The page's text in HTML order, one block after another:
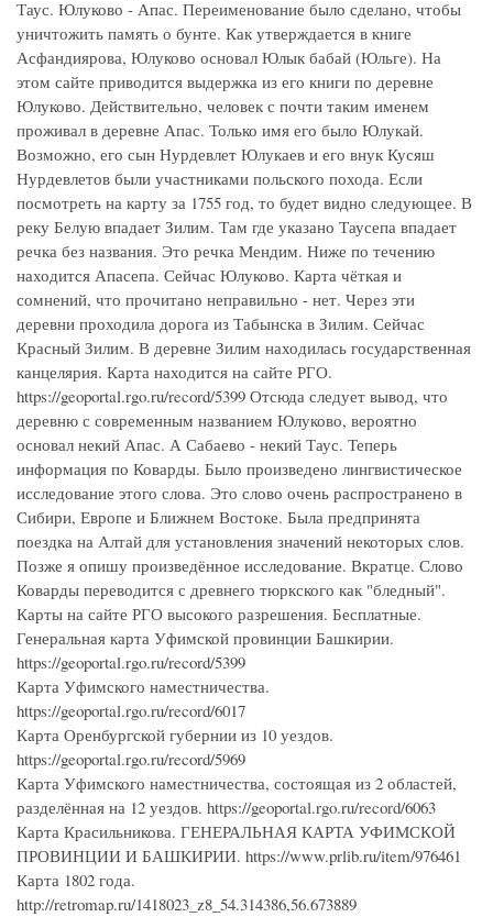
Таус. Юлуково - Апас. Переименование было сделано, чтобы
уничтожить память о бунте. Как утверждается в книге
Асфандиярова, Юлуково основал Юлык бабай (Юльге). На
этом сайте приводится выдержка из его книги по деревне
Юлуково. Действительно, человек с почти таким именем
проживал в деревне Апас. Только имя его было Юлукай.
Возможно, его сын Нурдевлет Юлукаев и его внук Кусяш
Нурдевлетов были участниками польского похода. Если
посмотреть на карту за 1755 год, то будет видно следующее. В
реку Белую впадает Зилим. Там где указано Таусепа впадает
речка без названия. Это речка Мендим. Ниже по течению
находится Апасепа. Сейчас Юлуково. Карта чёткая и
сомнений, что прочитано неправильно - нет. Через эти
деревни проходила дорога из Табынска в Зилим. Сейчас
Красный Зилим. В деревне Зилим находилась государственная
канцелярия. Карта находится на сайте РГО.
https://geoportal.rgo.ru/record/5399 Отсюда следует вывод, что
деревню с современным названием Юлуково, вероятно
основал некий Апас. А Сабаево - некий Таус. Теперь
информация по Коварды. Было произведено лингвистическое
исследование этого слова. Это слово очень распространено в
Сибири, Европе и Ближнем Востоке. Была предпринята
поездка на Алтай для установления значений некоторых слов.
Позже я опишу произведённое исследование. Вкратце. Слово
Коварды переводится с древнего тюркского как "бледный".
Карты на сайте РГО высокого разрешения. Бесплатные.
Генеральная карта Уфимской провинции Башкирии.
https://geoportal.rgo.ru/record/5399
Карта Уфимского наместничества.
https://geoportal.rgo.ru/record/6017
Карта Оренбургской губернии из 10 уездов.
https://geoportal.rgo.ru/record/5969
Карта Уфимского наместничества, состоящая из 2 областей,
разделённая на 12 уездов. https://geoportal.rgo.ru/record/6063
Карта Красильникова. ГЕНЕРАЛЬНАЯ КАРТА УФИМСКОЙ
ПРОВИНЦИИ И БАШКИРИИ. https://www.prlib.ru/item/976461
Карта 1802 года.
http://retromap.ru/1418023_z8_54.314386,56.673889